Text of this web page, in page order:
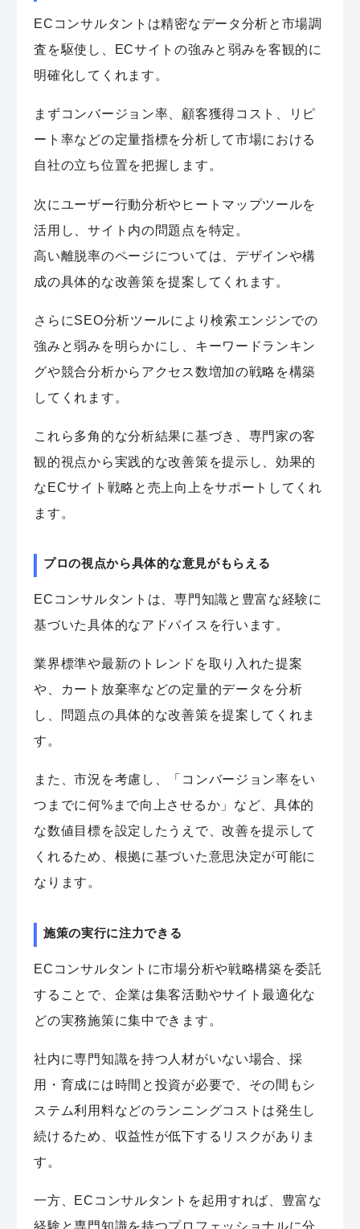
ECコンサルタントは精密なデータ分析と市場調
査を駆使し、ECサイトの強みと弱みを客観的に
明確化してくれます。
まずコンバージョン率、顧客獲得コスト、リピ
ート率などの定量指標を分析して市場における
自社の立ち位置を把握します。
次にユーザー行動分析やヒートマップツールを
活用し、サイト内の問題点を特定。
高い離脱率のページについては、デザインや構
成の具体的な改善策を提案してくれます。
さらにSEO分析ツールにより検索エンジンでの
強みと弱みを明らかにし、キーワードランキン
グや競合分析からアクセス数増加の戦略を構築
してくれます。
これら多角的な分析結果に基づき、専門家の客
観的視点から実践的な改善策を提示し、効果的
なECサイト戦略と売上向上をサポートしてくれ
ます。
プロの視点から具体的な意見がもらえる
ECコンサルタントは、専門知識と豊富な経験に
基づいた具体的なアドバイスを行います。
業界標準や最新のトレンドを取り入れた提案
や、カート放棄率などの定量的データを分析
し、問題点の具体的な改善策を提案してくれま
す。
また、市況を考慮し、「コンバージョン率をい
つまでに何%まで向上させるか」など、具体的
な数値目標を設定したうえで、改善を提示して
くれるため、根拠に基づいた意思決定が可能に
なります。
施策の実行に注力できる
ECコンサルタントに市場分析や戦略構築を委託
することで、企業は集客活動やサイト最適化な
どの実務施策に集中できます。
社内に専門知識を持つ人材がいない場合、採
用・育成には時間と投資が必要で、その間もシ
ステム利用料などのランニングコストは発生し
続けるため、収益性が低下するリスクがありま
す。
一方、ECコンサルタントを起用すれば、豊富な
経験と専門知識を持つプロフェッショナルに分